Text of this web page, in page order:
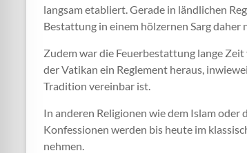
langsam etabliert. Gerade in ländlichen
Bestattung in einem hölzernen Sarg daher
Zudem war die Feuerbestattung lange
der Vatikan ein Reglement heraus,
Tradition vereinbar ist.
In anderen Religionen wie dem Islam
Konfessionen werden bis heute im
nehmen.